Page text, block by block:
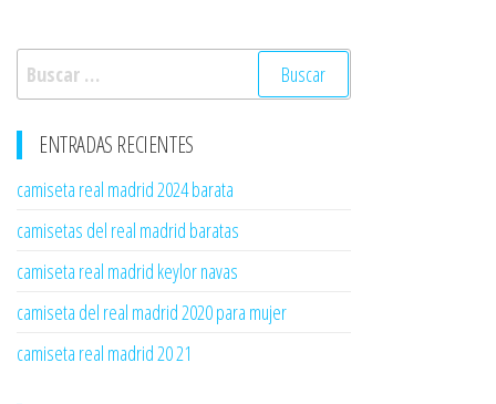
Buscar:
ENTRADAS RECIENTES
camiseta real madrid 2024 barata
camisetas del real madrid baratas
camiseta real madrid keylor navas
camiseta del real madrid 2020 para mujer
camiseta real madrid 20 21